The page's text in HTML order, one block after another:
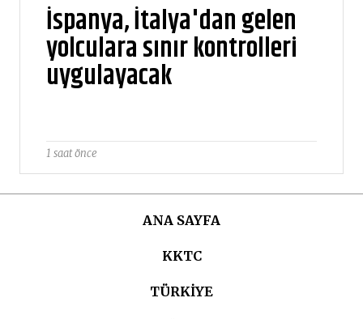
İspanya, İtalya'dan gelen
yolculara sınır kontrolleri
uygulayacak
1 saat önce
ANA SAYFA
KKTC
TÜRKIYE